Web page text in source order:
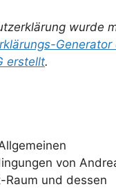
wurde
Generator
erstellt.
von
Raum und dessen